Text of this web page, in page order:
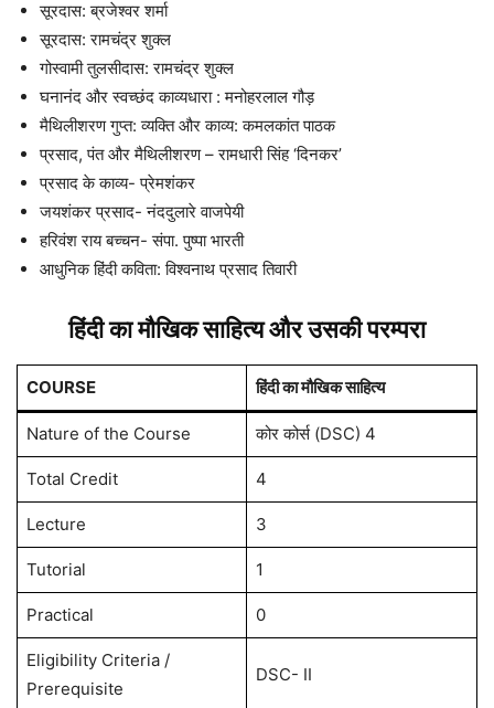
सूरदास: ब्रजेश्वर शर्मा
सूरदास: रामचंद्र शुक्ल
गोस्वामी तुलसीदास: रामचंद्र शुक्ल
घनानंद और स्वच्छंद काव्यधारा : मनोहरलाल गौड़
मैथिलीशरण गुप्त: व्यक्ति और काव्य: कमलकांत पाठक
प्रसाद, पंत और मैथिलीशरण – रामधारी सिंह ‘दिनकर’
प्रसाद के काव्य- प्रेमशंकर
जयशंकर प्रसाद- नंददुलारे वाजपेयी
हरिवंश राय बच्चन- संपा. पुष्पा भारती
आधुनिक हिंदी कविता: विश्वनाथ प्रसाद तिवारी
हिंदी का मौखिक साहित्य और उसकी परम्परा
COURSE हिंदी का मौखिक साहित्य
Nature of the Course कोर कोर्स (DSC) 4
Total Credit 4
Lecture 3
Tutorial 1
Practical 0
Eligibility Criteria /
Prerequisite
DSC- II